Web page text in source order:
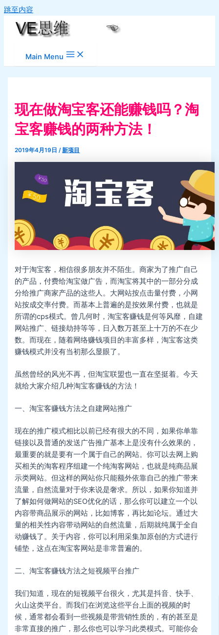
跳至内容
Main Menu
现在做淘宝客还能赚钱吗？淘
宝客赚钱的两种方法！
2019年4月19日/新项目
对于淘宝客，相信很多朋友并不陌生。商家为了推广自己
的产品，付费给淘宝做广告，而淘宝将其中的一部分分成
分给推广商家产品的这些人。大网站按点击量付费，小网
站按成交率付费。而基本上普遍的是按效果付费，也就是
所谓的cps模式。曾几何时，淘宝客赚钱是何等风靡，自建
网站推广、链接劫持等等，日入数万甚至上十万的不在少
数。而现在，随着网络赚钱项目的丰富多样，淘宝客这类
赚钱模式并没有当初那么显眼了。
虽然曾经的风光不再，但淘宝联盟也一直在坚挺着。今天
就给大家介绍几种淘宝客赚钱的方法！
一、淘宝客赚钱方法之自建网站推广
现在的推广模式相比以前已经有很大的不同，如果你单靠
链接以及普通的发送广告推广基本上是没有什么效果的，
最重要的就是要有一个属于自己的网站。你可以去网上购
买相关的淘客程序组建一个纯淘客网站，也就是纯商品展
示类网站。但这样的网站你只能额外依靠自己的推广带来
流量，自然流量对于你来说是奢求。所以，如果你知道并
了解如何做网站的SEO优化的话，那么你可以建立一个以
内容带商品展示的网站，比如博客，再比如论坛。通过大
量的相关性内容带动网站的自然流量，后期就纯属于全自
动赚钱了。关于内容，你可以利用采集加原创的方式进行
铺垫，这点在淘宝客网站是非常普遍的。
二、淘宝客赚钱方法之短视频平台推广
我们知道，现在的短视频平台很火，尤其是抖音、快手、
火山这类平台。而我们在浏览这些平台上面的视频的时
候，通常都会看到一些视频是带营销性质的，有的甚至是
非常直接的推广，那么你也可以学习此类模式。可能你会